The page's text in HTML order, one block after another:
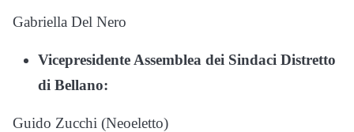
Gabriella Del Nero
Vicepresidente Assemblea dei Sindaci Distretto
di Bellano:
Guido Zucchi (Neoeletto)